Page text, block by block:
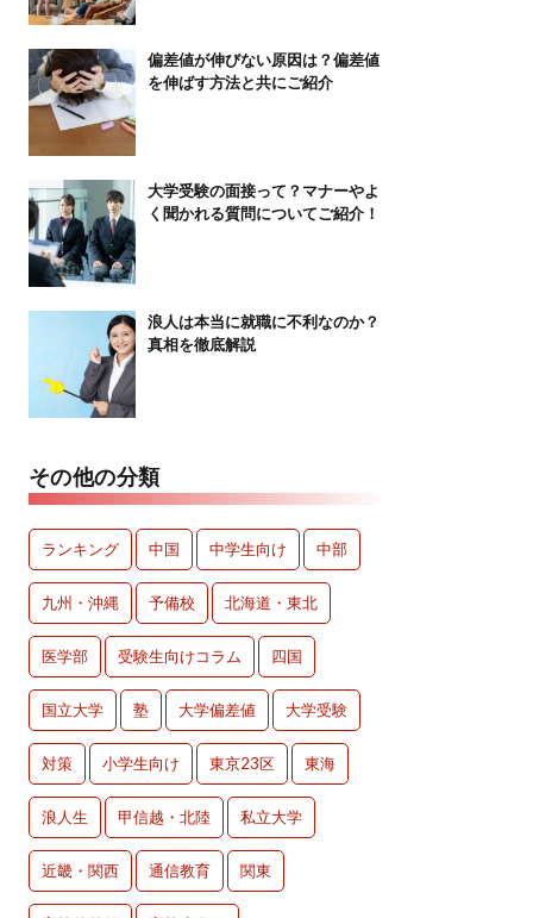
偏差値が伸びない原因は？偏差値
を伸ばす方法と共にご紹介
大学受験の面接って？マナーやよ
く聞かれる質問についてご紹介！
浪人は本当に就職に不利なのか？
真相を徹底解説
その他の分類
ランキング 中国 中学生向け 中部
九州・沖縄 予備校 北海道・東北
医学部 受験生向けコラム 四国
国立大学 塾 大学偏差値 大学受験
対策 小学生向け 東京23区 東海
浪人生 甲信越・北陸 私立大学
近畿・関西 通信教育 関東